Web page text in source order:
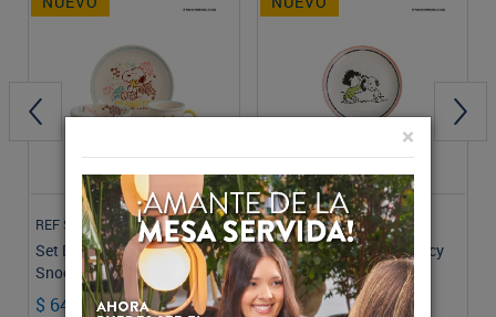
×
REF SL157L160103
Set Desayuno 3 Piezas
Snoopy Feels
$ 64.500 Conjunto
REF A157L5820KC
Plato Postre Snoopy Lucy
20.4cm
$ 20.900 unidad